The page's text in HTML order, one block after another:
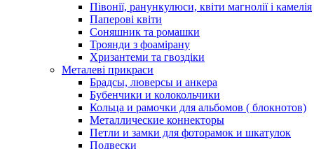
Півонії, ранункулюси, квіти магнолії і камелія
Паперові квіти
Соняшник та ромашки
Троянди з фоамірану
Хризантеми та гвоздіки
Металеві прикраси
Брадсы, люверсы и анкера
Бубенчики и колокольчики
Кольца и рамочки для альбомов ( блокнотов)
Металлические коннекторы
Петли и замки для фоторамок и шкатулок
Подвески